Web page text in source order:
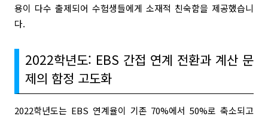
용이 다수 출제되어 수험생들에게 소재적 친숙함을 제공했습니
다.
2022학년도: EBS 간접 연계 전환과 계산 문
제의 함정 고도화
2022학년도는 EBS 연계율이 기존 70%에서 50%로 축소되고